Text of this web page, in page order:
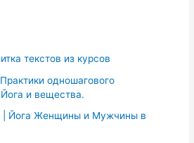
текстов из курсов
одношагового
и вещества.
| Йога Женщины и Мужчины в